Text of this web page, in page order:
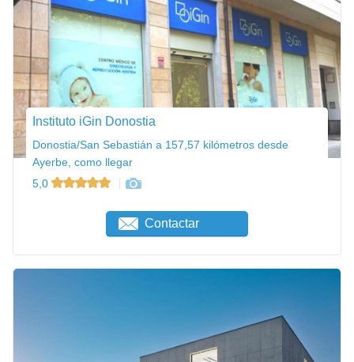
Instituto iGin Donostia
Donostia/San Sebastián a 157,57 kilómetros desde
Ayerbe, como llegar
5,0
Contactar